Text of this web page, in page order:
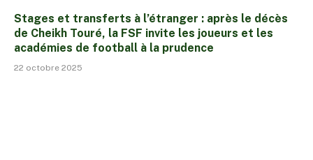
Stages et transferts à l’étranger : après le décès
de Cheikh Touré, la FSF invite les joueurs et les
académies de football à la prudence
22 octobre 2025